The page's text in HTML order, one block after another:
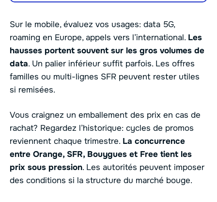
Sur le mobile, évaluez vos usages: data 5G,
roaming en Europe, appels vers l’international. Les
hausses portent souvent sur les gros volumes de
data. Un palier inférieur suffit parfois. Les offres
familles ou multi-lignes SFR peuvent rester utiles
si remisées.
Vous craignez un emballement des prix en cas de
rachat? Regardez l’historique: cycles de promos
reviennent chaque trimestre. La concurrence
entre Orange, SFR, Bouygues et Free tient les
prix sous pression. Les autorités peuvent imposer
des conditions si la structure du marché bouge.